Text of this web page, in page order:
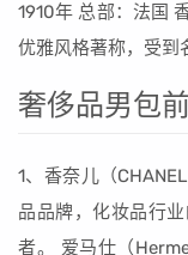
1910年 总部：法国
优雅风格著称，受到
奢侈品男包
1、香奈儿（
品品牌，化妆品行
者。 爱马仕（